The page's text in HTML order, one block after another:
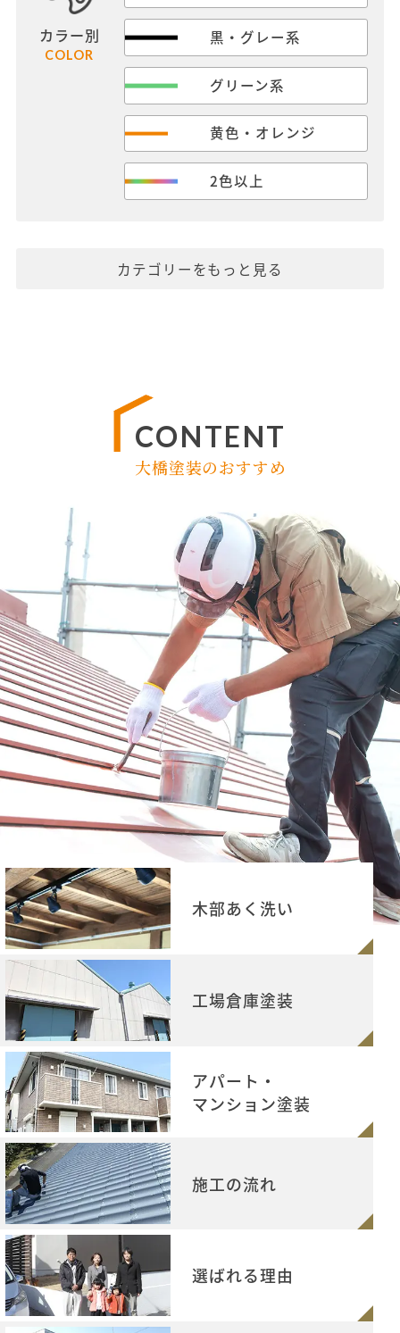
カラー別
COLOR
黒・グレー系
グリーン系
黄色・オレンジ
2色以上
カテゴリーをもっと見る
CONTENT
大橋塗装のおすすめ
木部あく洗い
工場倉庫塗装
アパート・
マンション塗装
施工の流れ
選ばれる理由